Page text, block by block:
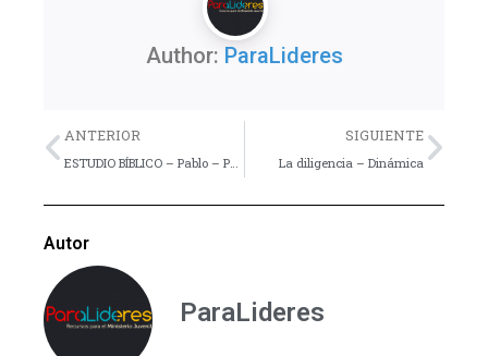
Author: ParaLideres
Previo
ANTERIOR SIGUIENTE
La diligencia – Dinámica
Autor
ParaLideres